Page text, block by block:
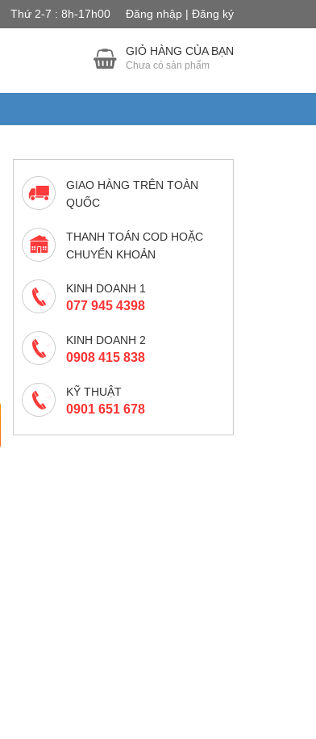
Thứ 2-7 : 8h-17h00 Đăng nhập | Đăng ký
GIỎ HÀNG CỦA BẠN
Chưa có sản phẩm
GIAO HÀNG TRÊN TOÀN
QUỐC
THANH TOÁN COD HOẶC
CHUYỂN KHOẢN
KINH DOANH 1
077 945 4398
KINH DOANH 2
0908 415 838
KỸ THUẬT
0901 651 678